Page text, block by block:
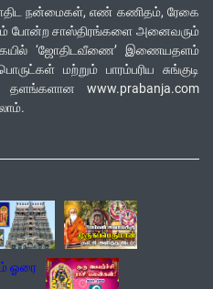
நன்மைகள், எண் கணிதம், ரேகை
போன்ற சாஸ்திரங்களை அனைவரும்
‘ஜோதிடவீணை’ இணையதளம்
மற்றும் பாரம்பரிய சுங்குடி
www.prabanja.com